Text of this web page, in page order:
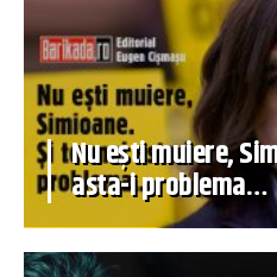
Nu ești muiere,
asta-i problema…